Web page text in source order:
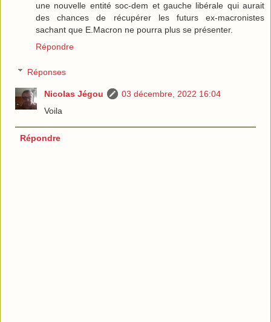
une nouvelle entité soc-dem et gauche libérale qui aurait
des chances de récupérer les futurs ex-macronistes
sachant que E.Macron ne pourra plus se présenter.
Répondre
Réponses
Nicolas Jégou
03 décembre, 2022 16:04
Voila
Répondre